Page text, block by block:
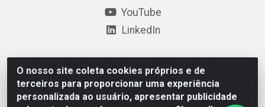
O nosso site coleta cookies próprios e de
terceiros para proporcionar uma experiência
personalizada ao usuário, apresentar publicidade
YouTube
LinkedIn
Polimold Industrial Ltda - Estrada dos Casa, 4585 – São
Bernardo do Campo / SP – CEP: 09.840-000 - CNPJ
44.106.466/0001-41